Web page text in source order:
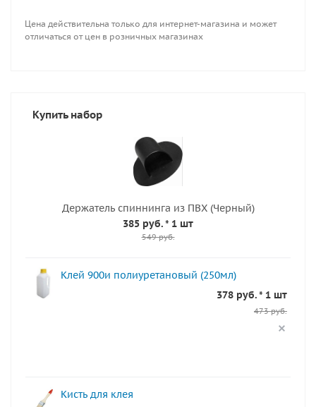
Цена действительна только для интернет-магазина и может
отличаться от цен в розничных магазинах
Купить набор
Держатель спиннинга из ПВХ (Черный)
385 руб.* 1 шт
549 руб.
Клей 900и полиуретановый (250мл)
378 руб. * 1 шт
473 руб.
Кисть для клея